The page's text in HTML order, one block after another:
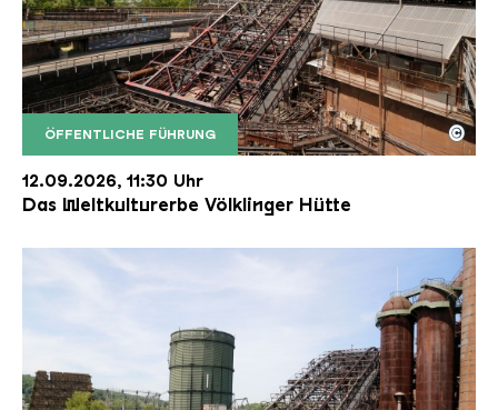
ÖFFENTLICHE FÜHRUNG
Der Erzschrägaufzug der Völklinger Hütte mit
Copyright: Weltkulturerbe Völklinger Hütte | Karl
©
12.09.2026, 11:30 Uhr
Das Weltkulturerbe Völklinger Hütte